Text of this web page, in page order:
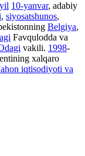
10-yanvar, adabiy
, siyosatshunos,
Belgiya,
Favqulodda va
vakili. 1998-
xalqaro
iqtisodiyoti va